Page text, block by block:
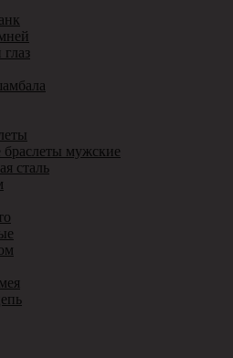
браслеты мужские
сталь